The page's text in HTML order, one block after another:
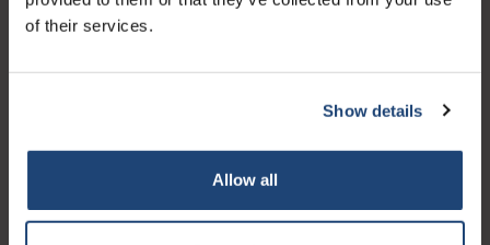
of their services.
Show details
Allow all
Mijn account